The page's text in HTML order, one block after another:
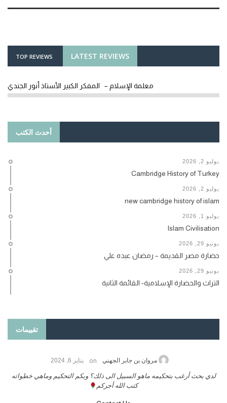
LATEST REVIEWS
TOP REVIEWS
معلمة الإسلام – المفكر الكبير الأستاذ أنور الجندي
أحدث الكتب
يوليو 2, 2026
Cambridge History of Turkey
يوليو 2, 2026
new cambridge history of islam
يوليو 1, 2026
Islam Civilisation
يونيو 29, 2026
حضارة مصر القديمة – رمضان عبده علي
يونيو 29, 2026
التراث والحضارة الإسلامية- القائمة الثانية
تقييمات
لدي
حامد الزريقي on يناير 25, 2026
السلام عليكم ورحمة الله وبركاتة أرغب بنشر كتابي معكم